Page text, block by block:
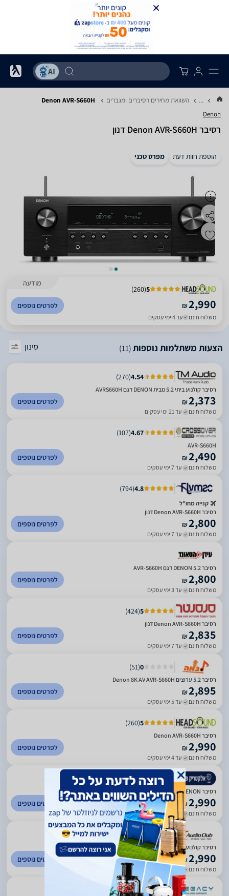
... השוואת מחירים רסיברים ומגברים Denon AVR-S660H
Denon
רסיבר Denon AVR-S660H דנון
הוספת חוות דעת מפרט טכני
מודעה
5
(
260
)
₪2,990
משלוח חינם עד 4 ימי עסקים
לפרטים נוספים
הצעות משתלמות נוספות(11) סינון
4.54
(
270
)
רסיבר קולנוע ביתי 5.2 מבית DENON דגם AVRS660H
₪2,373
משלוח חינם עד 21 ימי עסקים
לפרטים נוספים
4.67
(
107
)
AVR-S660H
₪2,490
משלוח חינם עד 7 ימי עסקים
לפרטים נוספים
4.8
(
794
)
קנייה מחו"ל
רסיבר Denon AVR-S660H דנון
₪2,800
משלוח חינם עד 7 ימי עסקים
לפרטים נוספים
רסיבר 5.2 DENON דגם AVR-S660H
₪2,800
משלוח חינם עד 3 ימי עסקים
לפרטים נוספים
5
(
424
)
רסיבר Denon AVR-S660H דנון
₪2,835
משלוח חינם עד 7 ימי עסקים
לפרטים נוספים
0
(
51
)
רסיבר 5.2 ערוצים Denon 8K AV AVR-S660H
₪2,895
משלוח חינם עד 5 ימי עסקים
לפרטים נוספים
5
(
260
)
רסיבר Denon AVR-S660H
₪2,990
משלוח חינם עד 4 ימי עסקים
לפרטים נוספים
0
(
45
)
רסיבר DENON דגם: AVR-S660H
₪2,990
משלוח חינם עד 7 ימי עסקים
לפרטים נוספים
5
(
127
)
רסיבר קולנוע ביתי 5.2 מבית DENON דגם AVR-S660H
₪2,990
משלוח חינם עד 5 ימי עסקים
לפרטים נוספים
5
(
154
)